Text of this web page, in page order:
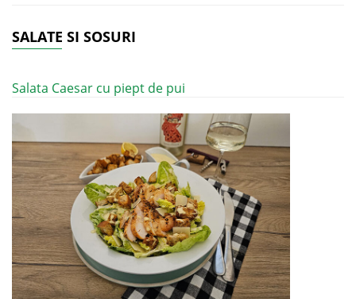
SALATE SI SOSURI
Salata Caesar cu piept de pui